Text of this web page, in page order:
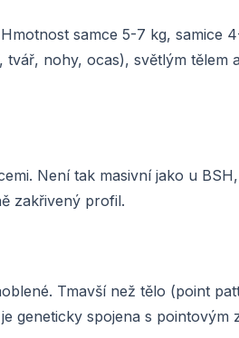
samce 5-7 kg, samice
nohy, ocas), světlým tělem
Není tak masivní jako u
zakřivený profil.
Tmavší než tělo (point
geneticky spojena s pointovým